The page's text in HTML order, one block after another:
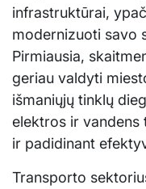
infrastruktūrai,
modernizuoti savo
Pirmiausia,
geriau valdyti
išmaniųjų tinklų
elektros ir vandens
ir padidinant
Transporto